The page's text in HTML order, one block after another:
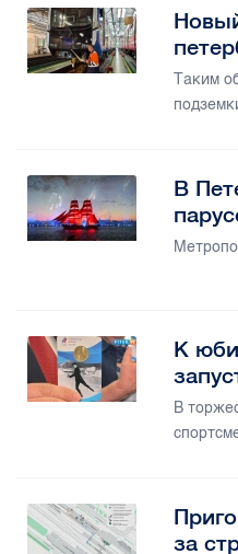
Таким
В
К
В
за